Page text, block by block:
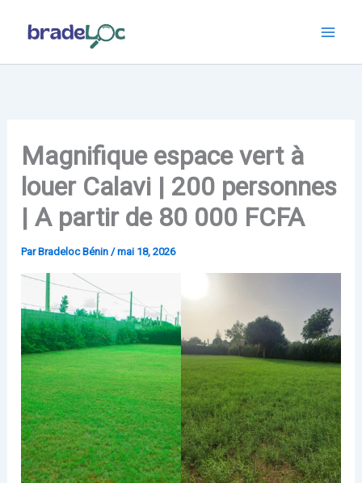
Magnifique espace vert à
louer Calavi | 200 personnes
| A partir de 80 000 FCFA
ParBradeloc Bénin /mai 18, 2026